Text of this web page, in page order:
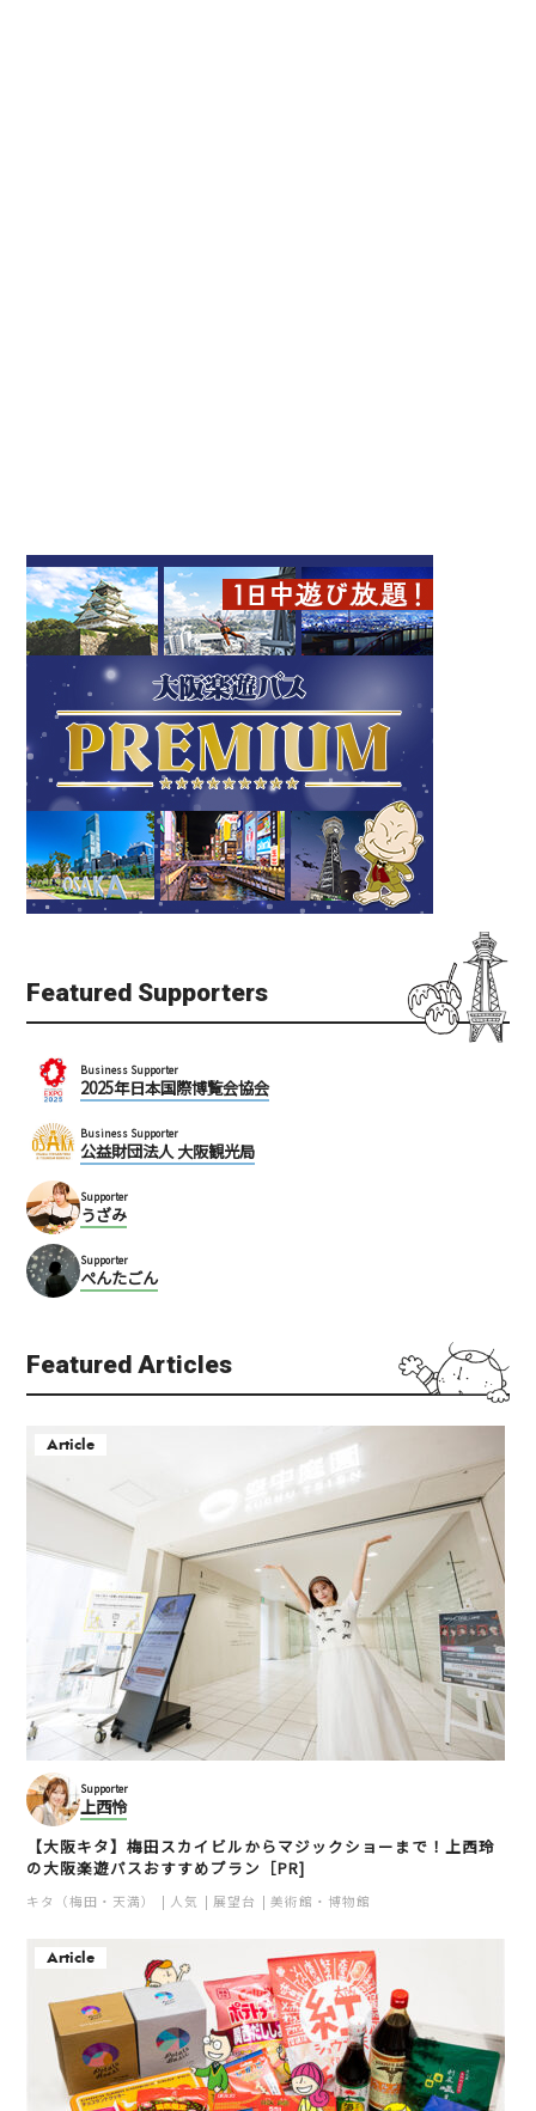
Featured Supporters
Business Supporter
2025年日本国際博覧会協会
Business Supporter
公益財団法人 大阪観光局
Supporter
うざみ
Supporter
ぺんたごん
Featured Articles
Article
Supporter
上西怜
【大阪キタ】梅田スカイビルからマジックショーまで！上西玲
の大阪楽遊パスおすすめプラン［PR]
キタ（梅田・天満） 人気 展望台 美術館・博物館
Article